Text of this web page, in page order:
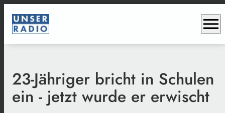
menu
23-Jähriger bricht in Schulen
ein - jetzt wurde er erwischt